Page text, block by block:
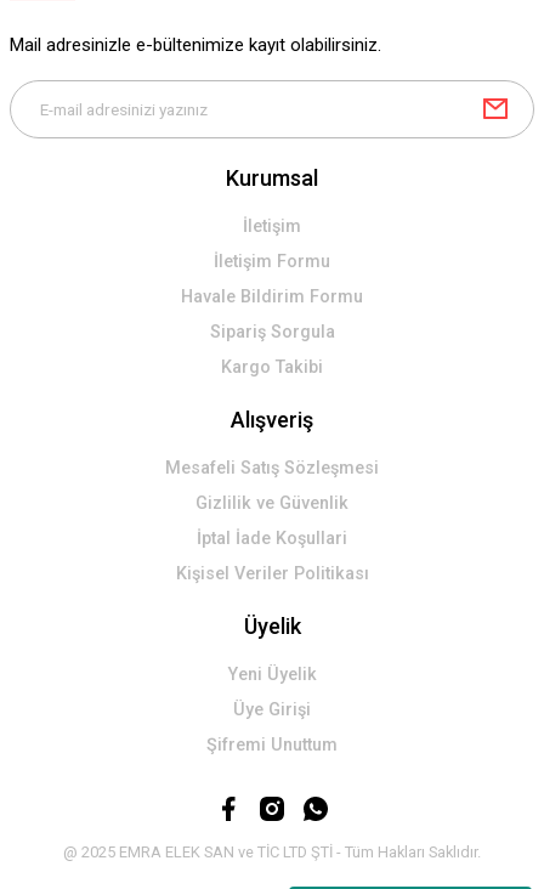
Bu ürüne benzer farklı alternatifler olmalı.
Gönder
Mail adresinizle e-bültenimize kayıt olabilirsiniz.
Kurumsal
İletişim
İletişim Formu
Havale Bildirim Formu
Sipariş Sorgula
Kargo Takibi
Alışveriş
Mesafeli Satış Sözleşmesi
Gizlilik ve Güvenlik
İptal İade Koşullari
Kişisel Veriler Politikası
Üyelik
Yeni Üyelik
Üye Girişi
Şifremi Unuttum
@ 2025 EMRA ELEK SAN ve TİC LTD ŞTİ - Tüm Hakları Saklıdır.